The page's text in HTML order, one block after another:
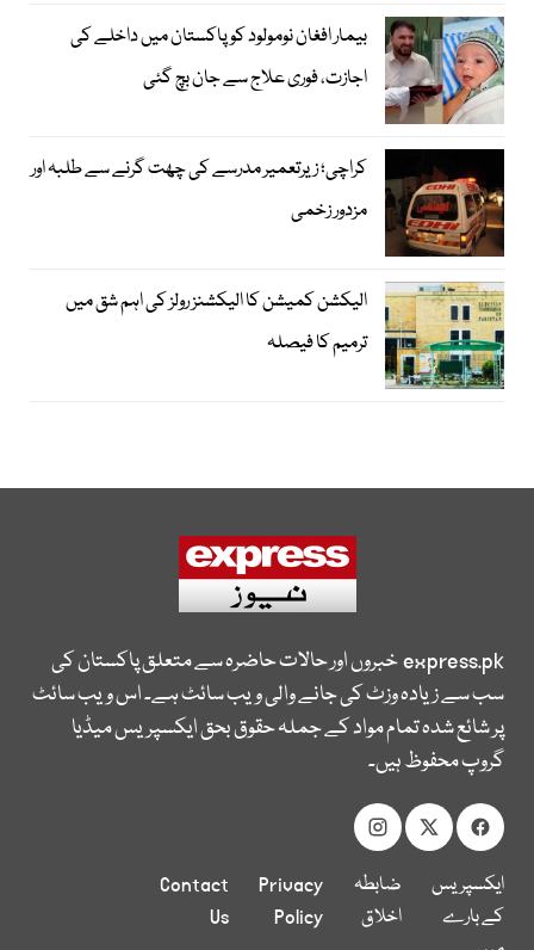
بیمار افغان نومولود کو پاکستان میں داخلے کی
اجازت، فوری علاج سے جان بچ گئی
کراچی؛ زیرتعمیر مدرسے کی چھت گرنے سے طلبہ اور
مزدور زخمی
الیکشن کمیشن کا الیکشنز رولز کی اہم شق میں
ترمیم کا فیصلہ
express.pkخبروں اور حالات حاضرہ سے متعلق پاکستان کی
سب سے زیادہ وزٹ کی جانے والی ویب سائٹ ہے۔ اس ویب سائٹ
پر شائع شدہ تمام مواد کے جملہ حقوق بحق ایکسپریس میڈیا
گروپ محفوظ ہیں۔
ایکسپریس
کے بارے
ضابطہ
اخلاق
Privacy
Policy
Contact
Us